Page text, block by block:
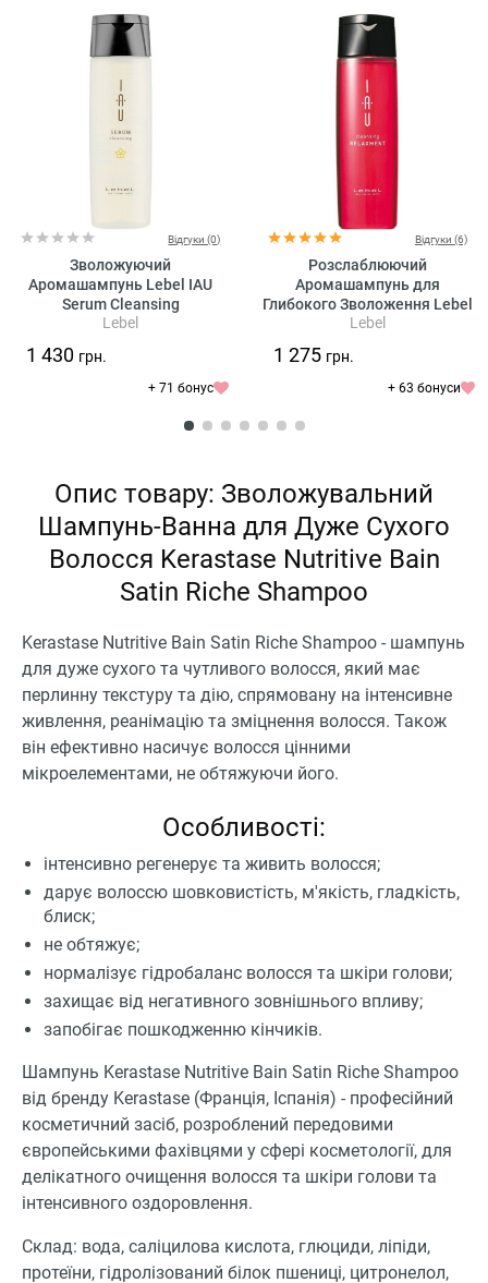
Відгуки (0)
Зволожуючий
Аромашампунь Lebel IAU
Serum Cleansing
Lebel
1 430 грн.
+ 71 бонус
Відгуки (6)
Розслаблюючий
Аромашампунь для
Глибокого Зволоження Lebel
IAU Cleansing Relaxment
Lebel
1 275 грн.
+ 63 бонуси
Опис товару: Зволожувальний
Шампунь-Ванна для Дуже Сухого
Волосся Kerastase Nutritive Bain
Satin Riche Shampoo
Kerastase Nutritive Bain Satin Riche Shampoo - шампунь
для дуже сухого та чутливого волосся, який має
перлинну текстуру та дію, спрямовану на інтенсивне
живлення, реанімацію та зміцнення волосся. Також
він ефективно насичує волосся цінними
мікроелементами, не обтяжуючи його.
Особливості:
інтенсивно регенерує та живить волосся;
дарує волоссю шовковистість, м'якість, гладкість,
блиск;
не обтяжує;
нормалізує гідробаланс волосся та шкіри голови;
захищає від негативного зовнішнього впливу;
запобігає пошкодженню кінчиків.
Шампунь Kerastase Nutritive Bain Satin Riche Shampoo
від бренду Kerastase (Франція, Іспанія) - професійний
косметичний засіб, розроблений передовими
європейськими фахівцями у сфері косметології, для
делікатного очищення волосся та шкіри голови та
інтенсивного оздоровлення.
Склад: вода, саліцилова кислота, глюциди, ліпіди,
протеїни, гідролізований білок пшениці, цитронелол,